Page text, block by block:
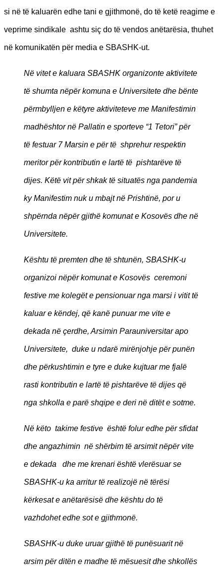
si në të kaluarën edhe tani e gjithmonë, do të ketë reagime e
veprime sindikale ashtu siç do të vendos anëtarësia, thuhet
në komunikatën për media e SBASHK-ut.
Në vitet e kaluara SBASHK organizonte aktivitete
të shumta nëpër komuna e Universitete dhe bënte
përmbylljen e këtyre aktiviteteve me Manifestimin
madhështor në Pallatin e sporteve “1 Tetori” për
të festuar 7 Marsin e për të shprehur respektin
meritor për kontributin e lartë të pishtarëve të
dijes. Këtë vit për shkak të situatës nga pandemia
ky Manifestim nuk u mbajt në Prishtinë, por u
shpërnda nëpër gjithë komunat e Kosovës dhe në
Universitete.
Kështu të premten dhe të shtunën, SBASHK-u
organizoi nëpër komunat e Kosovës ceremoni
festive me kolegët e pensionuar nga marsi i vitit të
kaluar e këndej, që kanë punuar me vite e
dekada në çerdhe, Arsimin Parauniversitar apo
Universitete, duke u ndarë mirënjohje për punën
dhe përkushtimin e tyre e duke kujtuar me fjalë
rasti kontributin e lartë të pishtarëve të dijes që
nga shkolla e parë shqipe e deri në ditët e sotme.
Në këto takime festive është folur edhe për sfidat
dhe angazhimin në shërbim të arsimit nëpër vite
e dekada dhe me krenari është vlerësuar se
SBASHK-u ka arritur të realizojë në tërësi
kërkesat e anëtarësisë dhe kështu do të
vazhdohet edhe sot e gjithmonë.
SBASHK-u duke uruar gjithë të punësuarit në
arsim për ditën e madhe të mësuesit dhe shkollës